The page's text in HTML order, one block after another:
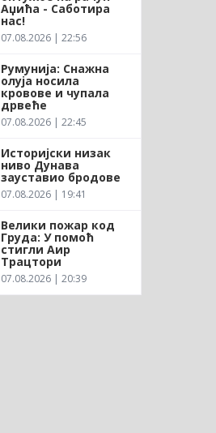
Аџића - Саботира
нас!
07.08.2026 | 22:56
Румунија: Снажна
олуја носила
кровове и чупала
дрвеће
07.08.2026 | 22:45
Историјски низак
ниво Дунава
зауставио бродове
07.08.2026 | 19:41
Велики пожар код
Груда: У помоћ
стигли Аир
Трацтори
07.08.2026 | 20:39